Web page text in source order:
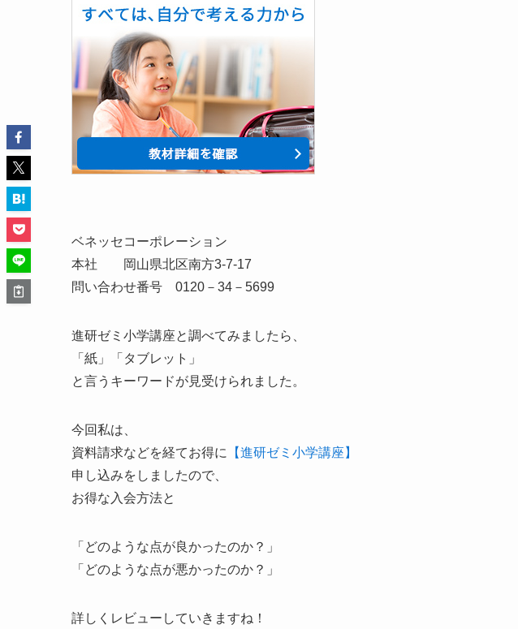
ベネッセコーポレーション
本社 岡山県北区南方3-7-17
問い合わせ番号 0120－34－5699
進研ゼミ小学講座と調べてみましたら、
「紙」「タブレット」
と言うキーワードが見受けられました。
今回私は、
資料請求などを経てお得に
【進研ゼミ小学講座】
申し込みをしましたので、
お得な入会方法と
「どのような点が良かったのか？」
「どのような点が悪かったのか？」
詳しくレビューしていきますね！